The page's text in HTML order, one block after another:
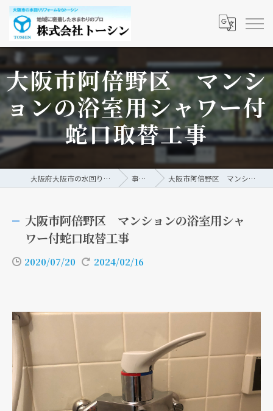
大阪市阿倍野区 マンシ
ョンの浴室用シャワー付
蛇口取替工事
大阪府大阪市の水回りリフォームなら株式会社トーシン 事例/ブログ 大阪市阿倍野区 マンションの浴室用シャワー付蛇口取替工事
大阪市阿倍野区 マンションの浴室用シャ
ワー付蛇口取替工事
2020/07/20 2024/02/16